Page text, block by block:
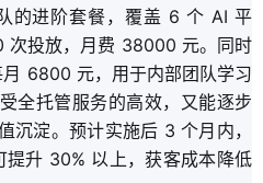
的进阶套餐，覆盖 6 个 AI 平
次投放，月费 38000 元。同时
6800 元，用于内部团队学习
全托管服务的高效，又能逐步
沉淀。预计实施后 3 个月内，
升 30% 以上，获客成本降低